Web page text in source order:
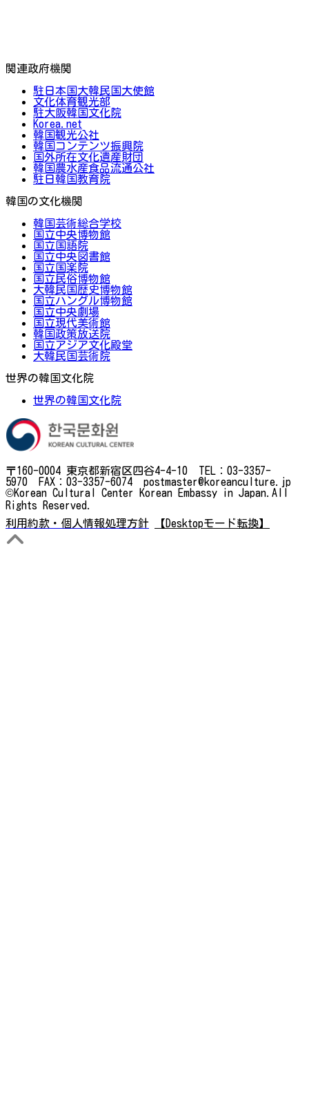
関連政府機関
駐日本国大韓民国大使館
文化体育観光部
駐大阪韓国文化院
Korea.net
韓国観光公社
韓国コンテンツ振興院
国外所在文化遺産財団
韓国農水産食品流通公社
駐日韓国教育院
韓国の文化機関
韓国芸術総合学校
国立中央博物館
国立国語院
国立中央図書館
国立国楽院
国立民俗博物館
大韓民国歴史博物館
国立ハングル博物館
国立中央劇場
国立現代美術館
韓国政策放送院
国立アジア文化殿堂
大韓民国芸術院
世界の韓国文化院
世界の韓国文化院
〒160-0004 東京都新宿区四谷4-4-10 TEL：03-3357-
5970 FAX：03-3357-6074 postmaster@koreanculture.jp
©Korean Cultural Center Korean Embassy in Japan.All
Rights Reserved.
利用約款・個人情報処理方針
【Desktopモード転換】